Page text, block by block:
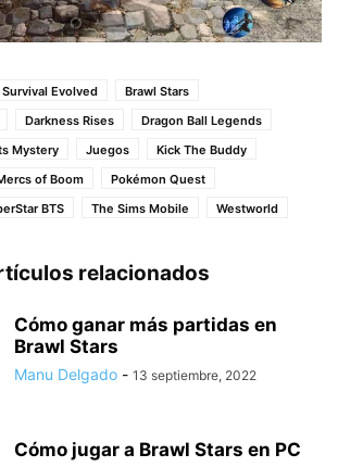
Survival Evolved
Brawl Stars
Darkness Rises
Dragon Ball Legends
Mystery
Juegos
Kick The Buddy
of Boom
Pokémon Quest
BTS The Sims Mobile Westworld
relacionados
Cómo ganar más partidas en
Brawl Stars
Manu Delgado - 13 septiembre, 2022
Cómo jugar a Brawl Stars en PC